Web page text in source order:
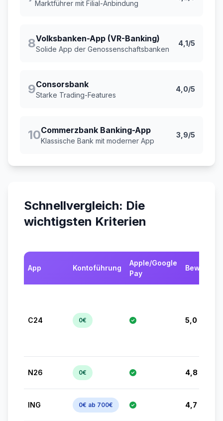
Marktführer mit Filial-Anbindung
8Volksbanken-App (VR-Banking)
Solide App der Genossenschaftsbanken
4,1/5
9Consorsbank
Starke Trading-Features
4,0/5
10Commerzbank Banking-App
Klassische Bank mit moderner App
3,9/5
Schnellvergleich: Die
wichtigsten Kriterien
App Kontoführung
Apple/Google
Pay
Bewertung
C24 0€ 5,0
N26 0€ 4,8
ING 0€ ab 700€ 4,7